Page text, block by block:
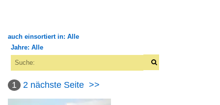
auch einsortiert in: Alle
Alle Kategorien
Binnenschiffe
Jahre: Alle
1 2 nächste Seite >>